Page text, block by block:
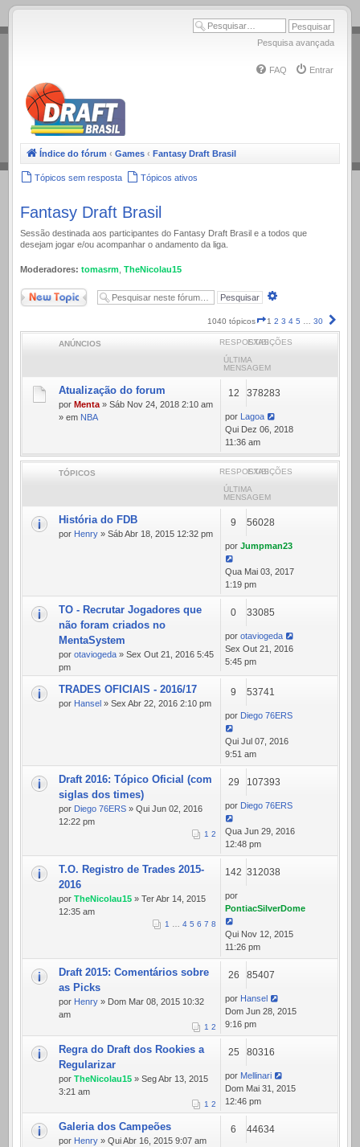
.
Pesquisa avançada
FAQ Entrar
Índice do fórum ‹ Games ‹ Fantasy Draft Brasil
Tópicos sem resposta Tópicos ativos
Fantasy Draft Brasil
Sessão destinada aos participantes do Fantasy Draft Brasil e a todos que
desejam jogar e/ou acompanhar o andamento da liga.
Moderadores: tomasrm TheNicolau15
Novo Tópico
1040 tópicos Página
1
de
1 2 3 4 5 … 30
ANÚNCIOS RESPOSTASEXIBIÇÕES
ÚLTIMA
MENSAGEM
Atualização do forum
por Menta » Sáb Nov 24, 2018 2:10 am
» em NBA
12 378283
por
Lagoa
Qui Dez 06, 2018
11:36 am
TÓPICOS RESPOSTASEXIBIÇÕES
ÚLTIMA
MENSAGEM
História do FDB
por Henry » Sáb Abr 18, 2015 12:32 pm
9 56028
por Jumpman23
Qua Mai 03, 2017
1:19 pm
TO - Recrutar Jogadores que
não foram criados no
MentaSystem
por otaviogeda » Sex Out 21, 2016 5:45
pm
0 33085
por otaviogeda
Sex Out 21, 2016
5:45 pm
TRADES OFICIAIS - 2016/17
por Hansel » Sex Abr 22, 2016 2:10 pm
9 53741
por Diego 76ERS
Qui Jul 07, 2016
9:51 am
Draft 2016: Tópico Oficial (com
siglas dos times)
por Diego 76ERS » Qui Jun 02, 2016
12:22 pm
1 2
29 107393
por Diego 76ERS
Qua Jun 29, 2016
12:48 pm
T.O. Registro de Trades 2015-
2016
por TheNicolau15 » Ter Abr 14, 2015
12:35 am
1 … 4 5 6 7 8
142 312038
por
PontiacSilverDome
Qui Nov 12, 2015
11:26 pm
Draft 2015: Comentários sobre
as Picks
por Henry » Dom Mar 08, 2015 10:32
am
1 2
26 85407
por Hansel
Dom Jun 28, 2015
9:16 pm
Regra do Draft dos Rookies a
Regularizar
por TheNicolau15 » Seg Abr 13, 2015
3:21 am
1 2
25 80316
por Mellinari
Dom Mai 31, 2015
12:46 pm
Galeria dos Campeões
por Henry » Qui Abr 16, 2015 9:07 am
6 44634